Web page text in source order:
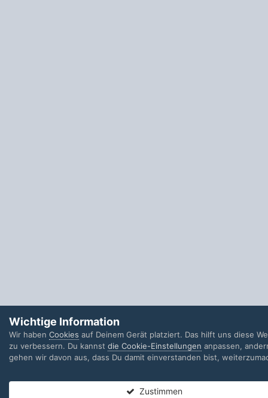
Wichtige Information
Wir haben Cookies auf Deinem Gerät platziert. Das hilft uns diese
zu verbessern. Du kannst die Cookie-Einstellungen anpassen,
gehen wir davon aus, dass Du damit einverstanden bist,
Zustimmen